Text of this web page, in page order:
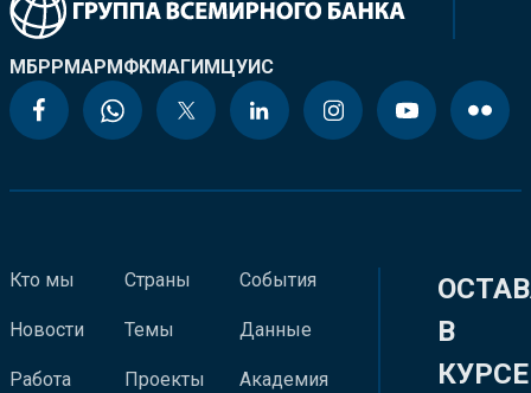
МБРРМАРМФКМАГИМЦУИС
Кто мы
Новости
Работа
Страны
Темы
Проекты
События
Данные
Академия
В
КУРСЕ